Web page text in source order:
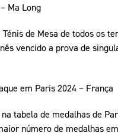
Ma Long
de Mesa de todos os
vencido a prova de
em Paris 2024 – França
tabela de medalhas de
número de medalhas